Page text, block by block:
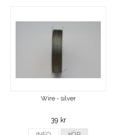
Wire - silver
39 kr